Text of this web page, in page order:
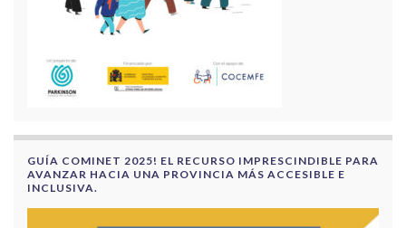
GUÍA COMINET 2025! EL RECURSO IMPRESCINDIBLE PARA
AVANZAR HACIA UNA PROVINCIA MÁS ACCESIBLE E
INCLUSIVA.